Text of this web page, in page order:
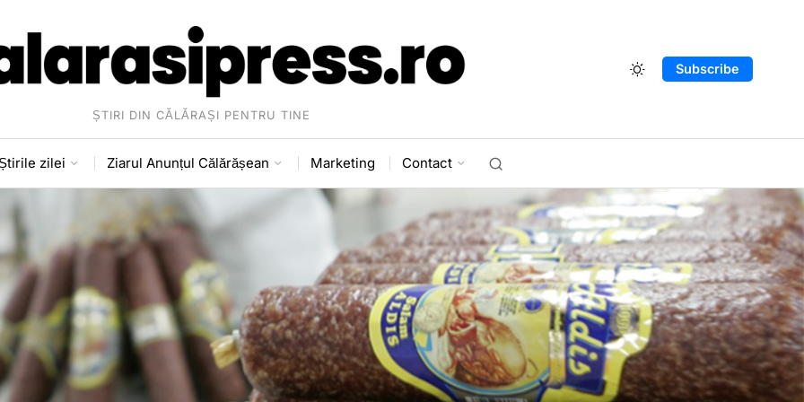
ȘTIRI DIN CĂLĂRAȘI PENTRU TINE
Subscribe
zilei Ziarul Anunțul Călărășean Marketing Contact